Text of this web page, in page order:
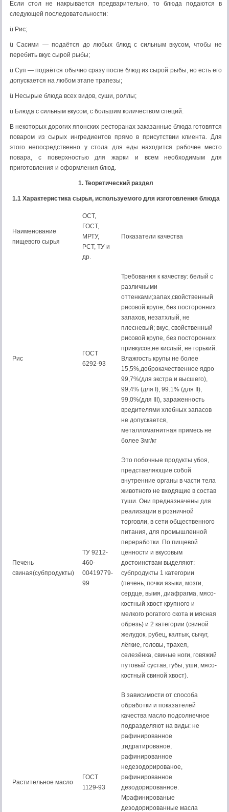
Если стол не накрывается предварительно, то блюда подаются в
следующей последовательности:
ü Рис;
ü Сасими — подаётся до любых блюд с сильным вкусом, чтобы не
перебить вкус сырой рыбы;
ü Суп — подаётся обычно сразу после блюд из сырой рыбы, но есть его
допускается на любом этапе трапезы;
ü Несырые блюда всех видов, суши, роллы;
ü Блюда с сильным вкусом, с большим количеством специй.
В некоторых дорогих японских ресторанах заказанные блюда готовятся
поваром из сырых ингредиентов прямо в присутствии клиента. Для
этого непосредственно у стола для еды находится рабочее место
повара, с поверхностью для жарки и всем необходимым для
приготовления и оформления блюд.
1. Теоретический раздел
1.1 Характеристика сырья, используемого для изготовления блюда
Наименование
пищевого сырья
ОСТ,
ГОСТ,
МРТУ,
РСТ, ТУ и
др.
Показатели качества
Рис
ГОСТ
6292-93
Требования к качеству: белый с
различными
оттенками;запах,свойственный
рисовой крупе, без посторонних
запахов, незатхлый, не
плесневый; вкус, свойственный
рисовой крупе, без посторонних
привкусов,не кислый, не горький.
Влажгость крупы не более
15,5%,доброкачественное ядро
99,7%(для экстра и высшего),
99,4% (для I), 99.1% (для II),
99,0%(для III), зараженность
вредителями хлебных запасов
не допускается,
металломагнитная примесь не
более 3мг/кг
Печень
свиная(субпродукты)
ТУ 9212-
460-
00419779-
99
Это побочные продукты убоя,
представляющие собой
внутренние органы в части тела
животного не входящие в состав
туши. Они предназначены для
реализации в розничной
торговли, в сети общественного
питания, для промышленной
переработки. По пищевой
ценности и вкусовым
достоинствам выделяют:
субпродукты 1 категории
(печень, почки языки, мозги,
сердце, вымя, диафрагма, мясо-
костный хвост крупного и
мелкого рогатого скота и мясная
обрезь) и 2 категории (свиной
желудок, рубец, калтык, сычуг,
лёгкие, головы, трахея,
селезёнка, свиные ноги, говяжий
путовый сустав, губы, уши, мясо-
костный свиной хвост).
Растительное масло
ГОСТ
1129-93
В зависимости от способа
обработки и показателей
качества масло подсолнечное
подразделяют на виды: не
рафинированное
,гидратированое,
рафинированное
недезодорированое,
рафинированное
дезодорированное.
Мрафинированые
дезодорированные масла